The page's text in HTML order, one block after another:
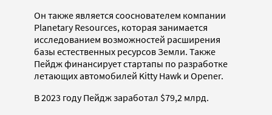
Он также является сооснователем компании
Planetary Resources, которая занимается
исследованием возможностей расширения
базы естественных ресурсов Земли. Также
Пейдж финансирует стартапы по разработке
летающих автомобилей Kitty Hawk и Opener.
В 2023 году Пейдж заработал $79,2 млрд.